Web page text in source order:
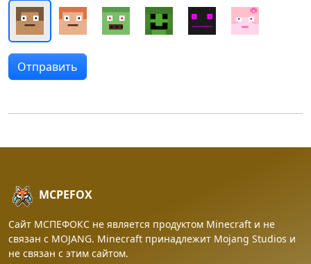
MCPEFOX
Сайт МСПЕФОКС не является продуктом Minecraft и не
связан с MOJANG. Minecraft принадлежит Mojang Studios и
не связан с этим сайтом.